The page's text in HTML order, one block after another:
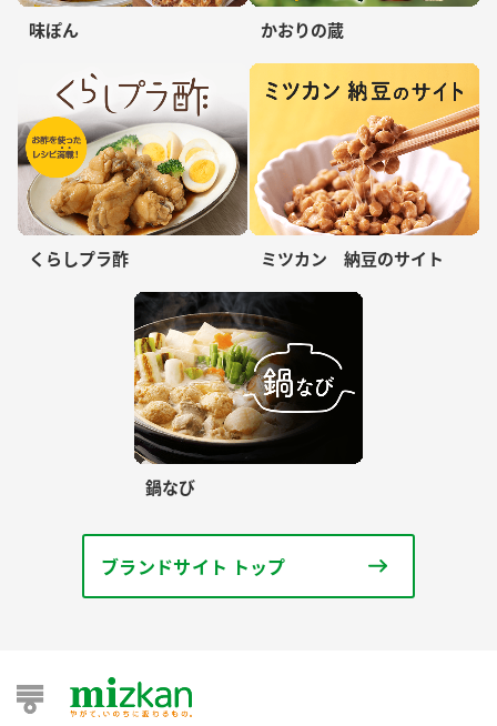
味ぽん かおりの蔵
くらしプラ酢 ミツカン 納豆のサイト
鍋なび
ブランドサイト トップ